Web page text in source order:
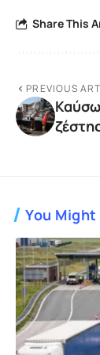
Share This
PREVIOUS
You